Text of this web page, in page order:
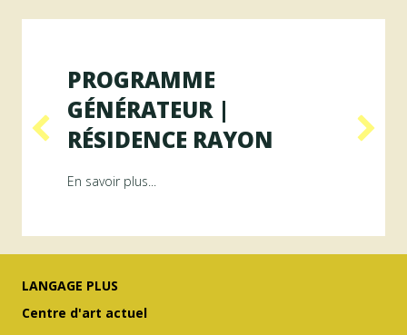
ArAMiS
PROGRAMME
GÉNÉRATEUR |
RÉSIDENCE RAYON
En savoir plus...
LANGAGE PLUS
Centre d'art actuel